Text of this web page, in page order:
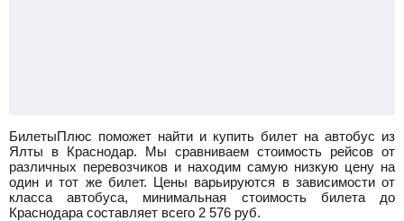
БилетыПлюс поможет найти и купить билет на автобус из
Ялты в Краснодар.
Мы сравниваем стоимость рейсов от
различных перевозчиков и находим самую низкую цену на
один и тот же билет. Цены варьируются в зависимости от
класса автобуса, минимальная стоимость билета до
Краснодара составляет всего 2 576 руб.